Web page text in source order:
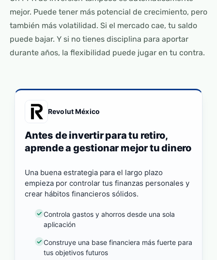
mejor. Puede tener más potencial de crecimiento, pero
también más volatilidad. Si el mercado cae, tu saldo
puede bajar. Y si no tienes disciplina para aportar
durante años, la flexibilidad puede jugar en tu contra.
Revolut México
Antes de invertir para tu retiro,
aprende a gestionar mejor tu dinero
Una buena estrategia para el largo plazo
empieza por controlar tus finanzas personales y
crear hábitos financieros sólidos.
Controla gastos y ahorros desde una sola
aplicación
Construye una base financiera más fuerte para
tus objetivos futuros